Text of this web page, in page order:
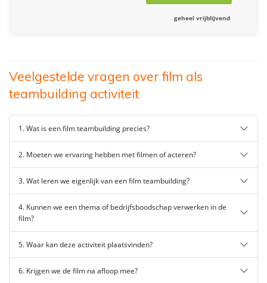
geheel vrijblijvend
Veelgestelde vragen over film als
teambuilding activiteit
1. Wat is een film teambuilding precies?
2. Moeten we ervaring hebben met filmen of acteren?
3. Wat leren we eigenlijk van een film teambuilding?
4. Kunnen we een thema of bedrijfsboodschap verwerken in de
film?
5. Waar kan deze activiteit plaatsvinden?
6. Krijgen we de film na afloop mee?